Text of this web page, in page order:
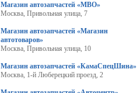
Магазин автозапчастей «МВО»
Москва, Привольная улица, 7
Магазин автозапчастей «Магазин
автотоваров»
Москва, Привольная улица, 10
Магазин автозапчастей «КамаСпецШина»
Москва, 1-й Люберецкий проезд, 2